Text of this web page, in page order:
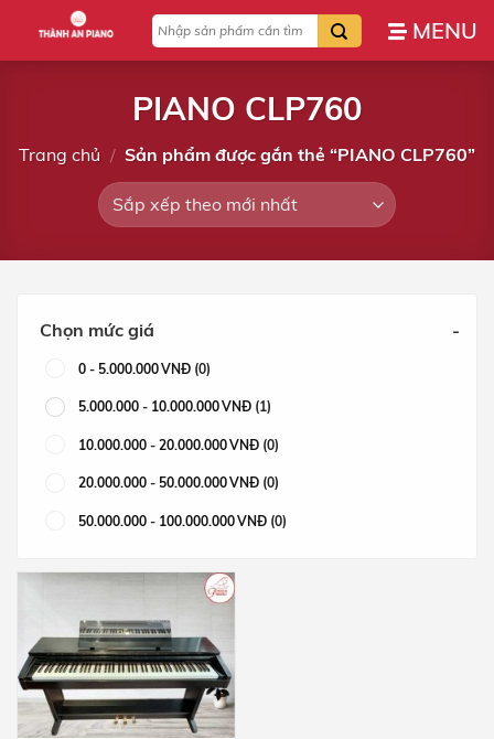
nội
Tìm
kiếm:
PIANO CLP760
Trang chủ / Sản phẩm được gắn thẻ “PIANO CLP760”
Chọn mức giá -
0 - 5.000.000VNĐ (0)
5.000.000 - 10.000.000VNĐ (1)
10.000.000 - 20.000.000VNĐ (0)
20.000.000 - 50.000.000VNĐ (0)
50.000.000 - 100.000.000VNĐ (0)